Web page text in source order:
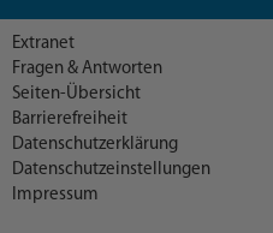
Extranet
Fragen & Antworten
Seiten-Übersicht
Barrierefreiheit
Datenschutzerklärung
Datenschutzeinstellungen
Impressum